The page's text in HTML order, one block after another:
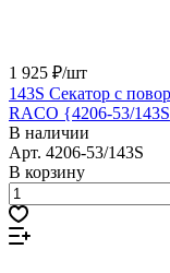
1 925 ₽/шт
143S Секатор с
RACO {4206-53/
В наличии
Арт. 4206-53/143S
В корзину